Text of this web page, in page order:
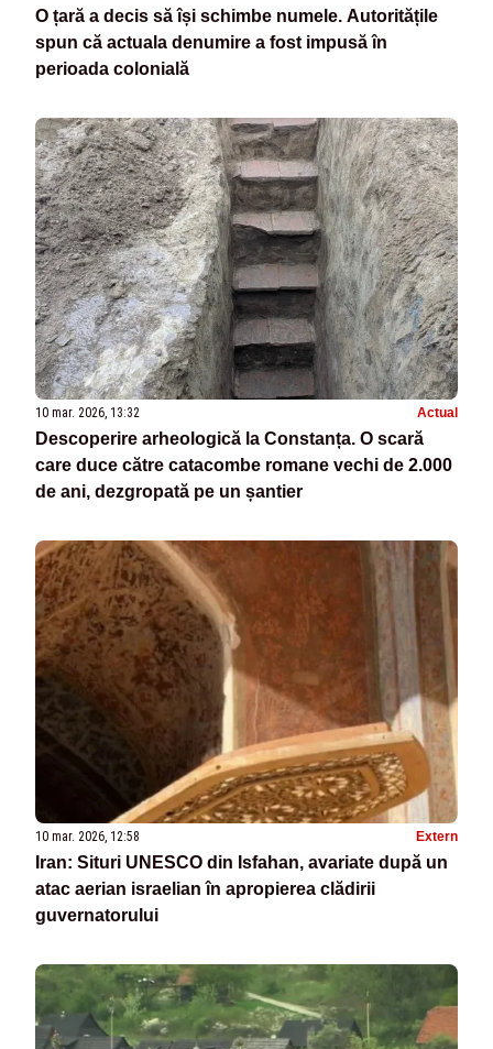
O țară a decis să își schimbe numele. Autoritățile
spun că actuala denumire a fost impusă în
perioada colonială
10 mar. 2026, 13:32 Actual
Descoperire arheologică la Constanța. O scară
care duce către catacombe romane vechi de 2.000
de ani, dezgropată pe un șantier
10 mar. 2026, 12:58 Extern
Iran: Situri UNESCO din Isfahan, avariate după un
atac aerian israelian în apropierea clădirii
guvernatorului